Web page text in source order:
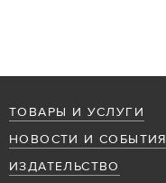
ТОВАРЫ И УСЛУГИ
НОВОСТИ И СОБЫТИЯ
ИЗДАТЕЛЬСТВО